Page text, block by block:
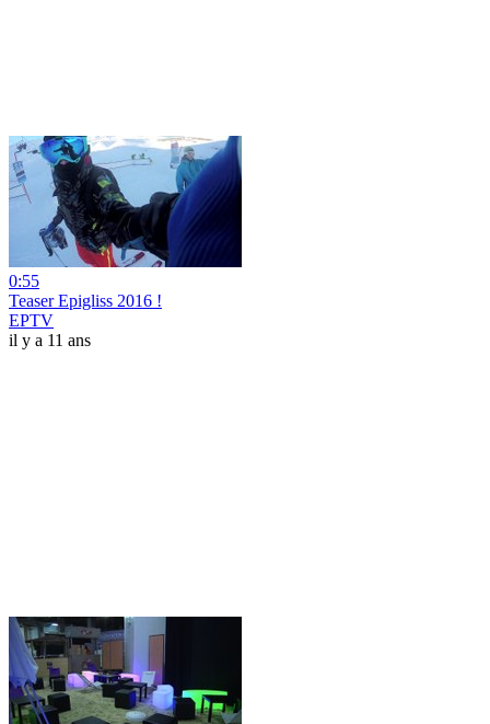
0:55
Teaser Epigliss 2016 !
EPTV
il y a 11 ans